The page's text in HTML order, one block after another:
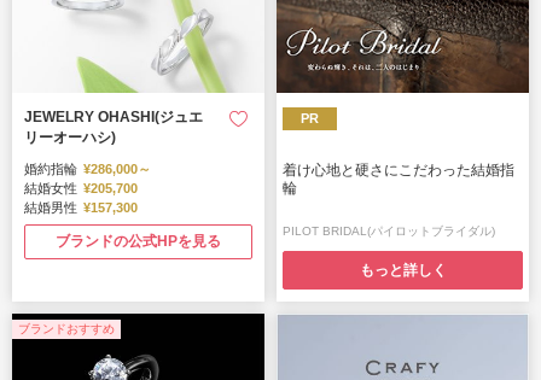
JEWELRY OHASHI(ジュエ
リーオーハシ)
婚約指輪 ¥286,000～
結婚女性 ¥205,700
結婚男性 ¥157,300
ブランドの公式HPを見る
PR
着け心地と硬さにこだわった結婚指
輪
PILOT BRIDAL(パイロットブライダル)
もっと詳しく
ブランドおすすめ